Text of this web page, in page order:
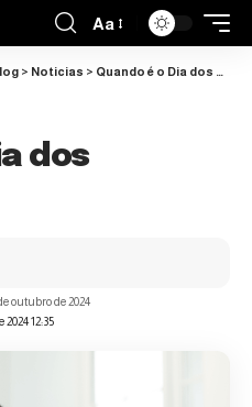
Aa
> Noticias > Quando é o Dia dos Namorados ?
dos
12:35
outubro de 2024